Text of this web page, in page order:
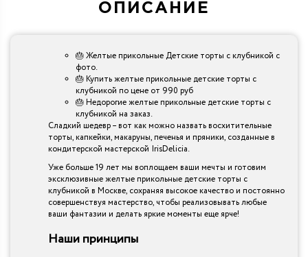
ОПИСАНИЕ
🎂 Желтые прикольные Детские торты с клубникой с
фото.
🎂 Купить желтые прикольные детские торты с
клубникой по цене от 990 руб
🎂 Недорогие желтые прикольные детские торты с
клубникой на заказ.
Сладкий шедевр – вот как можно назвать восхитительные
торты, капкейки, макаруны, печенья и пряники, созданные в
кондитерской мастерской IrisDelicia.
Уже больше 19 лет мы воплощаем ваши мечты и готовим
эксклюзивные желтые прикольные детские торты с
клубникой в Москве, сохраняя высокое качество и постоянно
совершенствуя мастерство, чтобы реализовывать любые
ваши фантазии и делать яркие моменты еще ярче!
Наши принципы